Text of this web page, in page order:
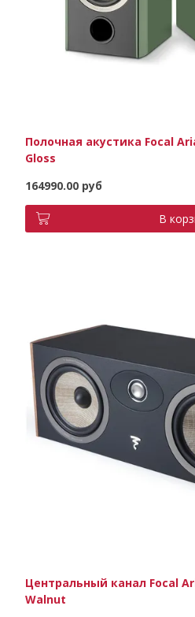
Полочная акустика Focal
Gloss
164990.00 руб
В
Центральный канал Focal
Walnut